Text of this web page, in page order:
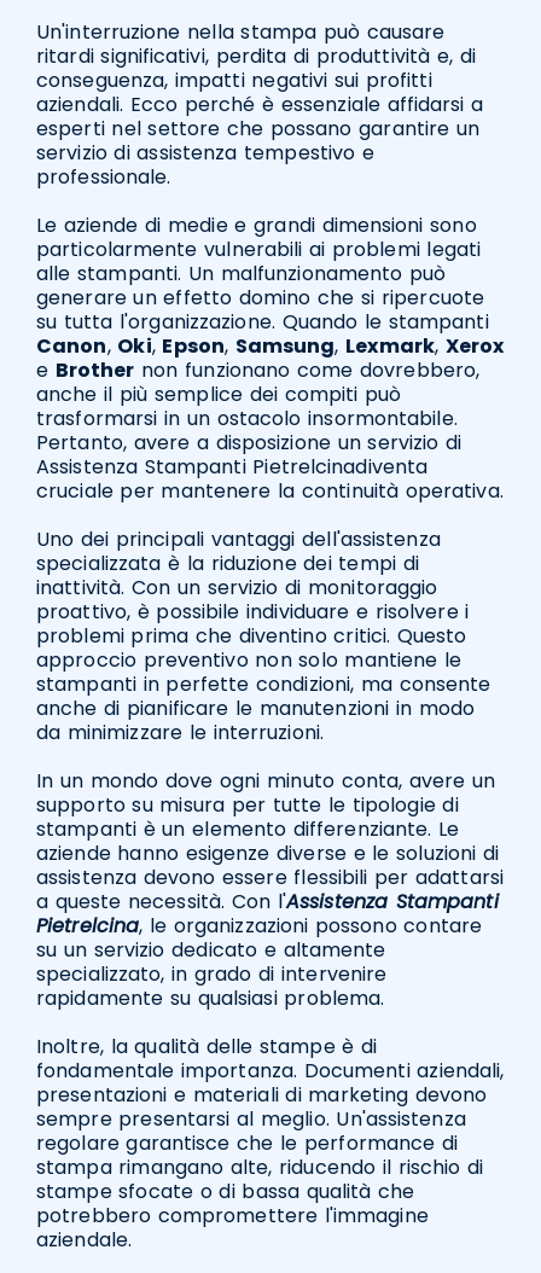
Un'interruzione nella stampa può causare
ritardi significativi, perdita di produttività e, di
conseguenza, impatti negativi sui profitti
aziendali. Ecco perché è essenziale affidarsi a
esperti nel settore che possano garantire un
servizio di assistenza tempestivo e
professionale.
Le aziende di medie e grandi dimensioni sono
particolarmente vulnerabili ai problemi legati
alle stampanti. Un malfunzionamento può
generare un effetto domino che si ripercuote
su tutta l'organizzazione. Quando le stampanti
Canon, Oki, Epson, Samsung, Lexmark, Xerox
e Brother non funzionano come dovrebbero,
anche il più semplice dei compiti può
trasformarsi in un ostacolo insormontabile.
Pertanto, avere a disposizione un servizio di
Assistenza Stampanti Pietrelcinadiventa
cruciale per mantenere la continuità operativa.
Uno dei principali vantaggi dell'assistenza
specializzata è la riduzione dei tempi di
inattività. Con un servizio di monitoraggio
proattivo, è possibile individuare e risolvere i
problemi prima che diventino critici. Questo
approccio preventivo non solo mantiene le
stampanti in perfette condizioni, ma consente
anche di pianificare le manutenzioni in modo
da minimizzare le interruzioni.
In un mondo dove ogni minuto conta, avere un
supporto su misura per tutte le tipologie di
stampanti è un elemento differenziante. Le
aziende hanno esigenze diverse e le soluzioni di
assistenza devono essere flessibili per adattarsi
a queste necessità. Con l'Assistenza Stampanti
Pietrelcina, le organizzazioni possono contare
su un servizio dedicato e altamente
specializzato, in grado di intervenire
rapidamente su qualsiasi problema.
Inoltre, la qualità delle stampe è di
fondamentale importanza. Documenti aziendali,
presentazioni e materiali di marketing devono
sempre presentarsi al meglio. Un'assistenza
regolare garantisce che le performance di
stampa rimangano alte, riducendo il rischio di
stampe sfocate o di bassa qualità che
potrebbero compromettere l'immagine
aziendale.